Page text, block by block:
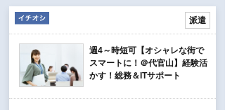
派遣
週4～時短可【オシャレな街で
スマートに！＠代官山】経験活
かす！総務＆ITサポート